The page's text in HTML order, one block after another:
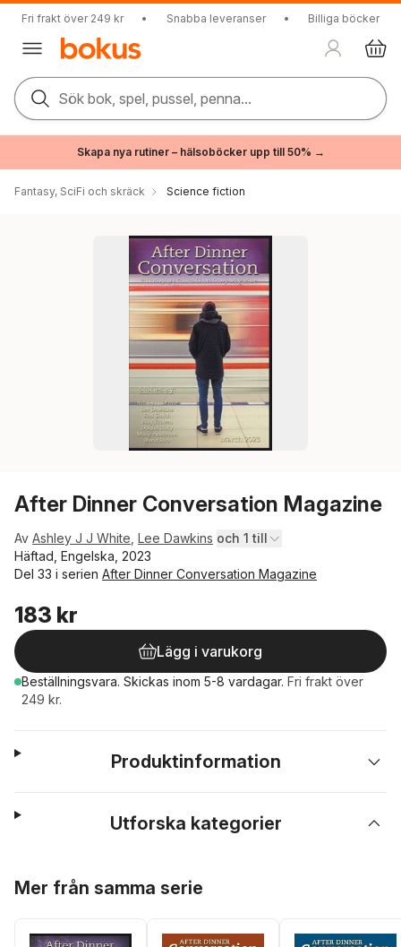
Fri frakt över 249 kr • Snabba leveranser • Billiga böcker
Sök bok, spel, pussel, penna...
Skapa nya rutiner – hälsoböcker upp till 50% →
Fantasy, SciFi och skräck Science fiction
After Dinner Conversation Magazine
Av Ashley J J White Lee Dawkins och 1 till
Häftad, Engelska, 2023
Del 33 i serien After Dinner Conversation Magazine
183 kr
Lägg i varukorg
Beställningsvara. Skickas inom 5-8 vardagar. Fri frakt över
249 kr.
Produktinformation
Utforska kategorier
Mer från samma serie